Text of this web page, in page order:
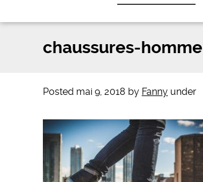
chaussures-homme
Posted mai 9, 2018 by Fanny under